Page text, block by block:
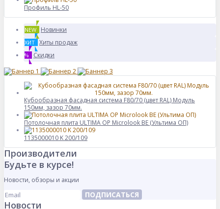
Профиль HL-50
NEW Новинки
ХИТ Хиты продаж
% Скидки
Кубообразная фасадная система F80/70 (цвет RAL) Модуль
150мм, зазор 70мм.
Потолочная плита ULTIMA OP Microlook BE (Ультима ОП)
1135000010 K 200/109
Производители
Будьте в курсе!
Новости, обзоры и акции
ПОДПИСАТЬСЯ
Новости